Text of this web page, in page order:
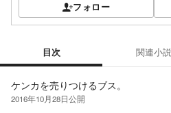
フォロー
目次 関連小説
ケンカを売りつけるブス。
2016年10月28日公開